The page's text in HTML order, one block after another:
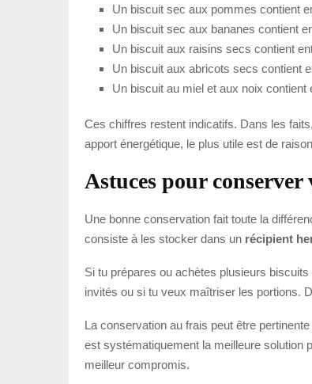
Un biscuit sec aux pommes contient
Un biscuit sec aux bananes contient
Un biscuit aux raisins secs contient
Un biscuit aux abricots secs contient
Un biscuit au miel et aux noix contient
Ces chiffres restent indicatifs. Dans les
apport énergétique, le plus utile est de
Astuces pour
Une bonne conservation fait toute la
consiste à les stocker dans un récipient
Si tu prépares ou achètes plusieurs
invités ou si tu veux maîtriser les portions.
La conservation au frais peut être
est systématiquement la meilleure solution
meilleur compromis.